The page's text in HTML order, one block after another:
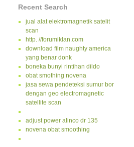
Recent Search
jual alat elektromagnetik satelit
scan
http. //forumiklan.com
download film naughty america
yang benar donk
boneka bunyi rintihan dildo
obat smothing novena
jasa sewa pendeteksi sumur bor
dengan geo electromagnetic
satellite scan
adjust power alinco dr 135
novena obat smoothing